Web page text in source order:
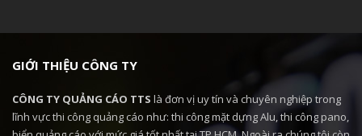
GIỚI THIỆU CÔNG TY
CÔNG TY QUẢNG CÁO TTS là đơn vị uy tín và chuyên nghiệp trong
lĩnh vực thi công quảng cáo như: thi công mặt dựng Alu, thi công pano,